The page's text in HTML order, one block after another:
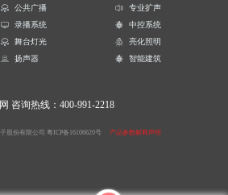
公共广播
专业扩声
录播系统
中控系统
舞台灯光
亮化照明
扬声器
智能建筑
咨询热线：400-991-2218
股份有限公司 粤ICP备16106620号 产品参数解释声明